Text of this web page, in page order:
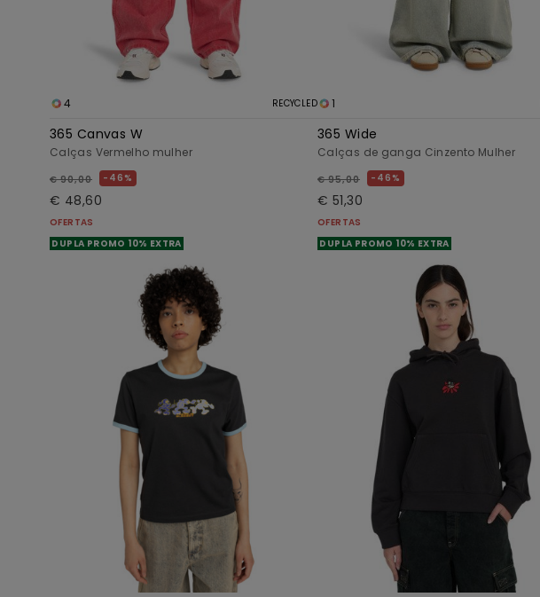
4 RECYCLED
365 Canvas W
Calças Vermelho mulher
€ 90,00 46%
€ 48,60
OFERTAS
DUPLA PROMO 10% EXTRA
1
365 Wide
Calças de ganga Cinzento Mulher
€ 95,00 46%
€ 51,30
OFERTAS
DUPLA PROMO 10% EXTRA